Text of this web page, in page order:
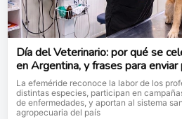
Día del Veterinario: por qué se
en Argentina, y frases para
La efeméride reconoce la labor de los
distintas especies, participan en
de enfermedades, y aportan al sistema
agropecuaria del país